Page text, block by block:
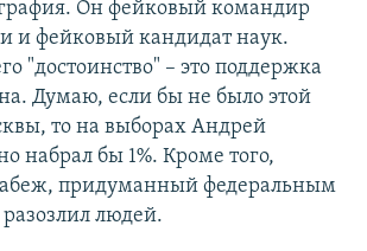
Он фейковый командир
и фейковый кандидат наук.
"достоинство" – это поддержка
Думаю, если бы не было этой
то на выборах Андрей
набрал бы 1%. Кроме того,
придуманный федеральным
людей.